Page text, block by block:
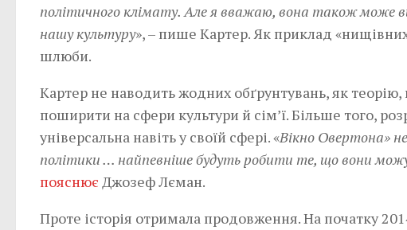
політичного клімату. Але я вважаю, вона також може
нашу культуру», – пише Картер. Як приклад
шлюби.
Картер не наводить жодних обґрунтувань, як
поширити на сфери культури й сім’ї. Більше того,
універсальна навіть у своїй сфері. «Вікно Овертона»
політики … найпевніше будуть робити те, що вони
пояснює Джозеф Лєман.
Проте історія отримала продовження. На початку